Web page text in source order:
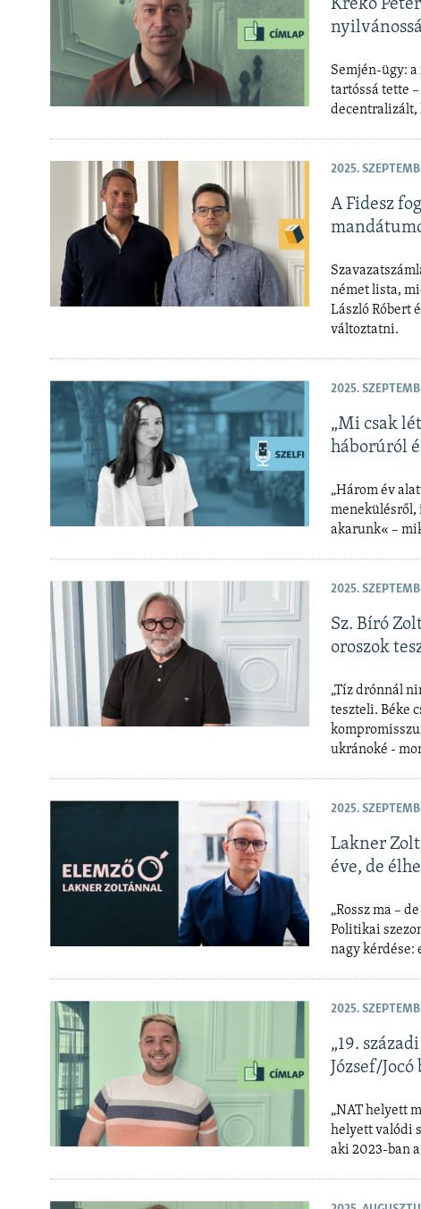
Krekó
Semjén-ügy:
tartóssá tette
decentralizált,
2025.
A Fidesz
német lista,
László Róbert
változtatni.
2025.
„Mi csak
háborúról
„Három év
menekülésről,
akarunk« –
2025.
Sz. Bíró
oroszok
„Tíz drónnál
teszteli. Béke
ukránoké -
2025.
Lakner
éve, de
„Rossz ma –
Politikai
nagy kérdése:
2025.
„19.
József/
„NAT helyett
helyett valódi
aki 2023-ban